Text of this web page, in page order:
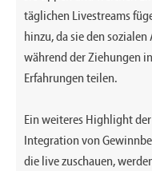
täglichen Livestreams
hinzu, da sie den
während der Ziehungen
Erfahrungen teilen.
Ein weiteres Highlight
Integration von
die live zuschauen,